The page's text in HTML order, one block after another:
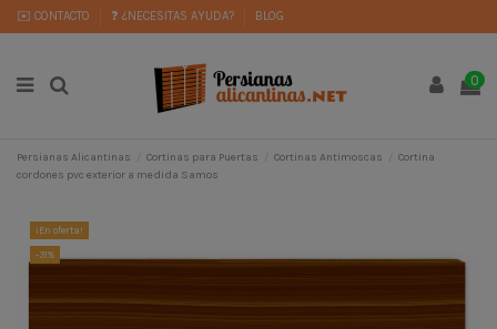
✉️ CONTACTO ❓ ¿NECESITAS AYUDA? BLOG
0
Persianas Alicantinas Cortinas para Puertas Cortinas Antimoscas
Cortina
cordones pvc exterior a medida Samos
¡En oferta!
-31%